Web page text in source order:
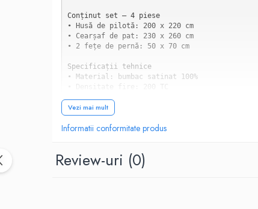
Conținut set — 4 piese
• Husă de pilotă: 200 x 220 cm
• Cearșaf de pat: 230 x 260 cm
• 2 fețe de pernă: 50 x 70 cm
Specificații tehnice
• Material: bumbac satinat 100%
• Densitate fire: 200 TC
• Design: Floral/Artistic
• Stoc: Limitat
e în stilul schiței artistice, cu linii de
al unui desen în tuș sau al unei ilustrații
Vezi mai mult
Informatii conformitate produs
Review-uri (0)